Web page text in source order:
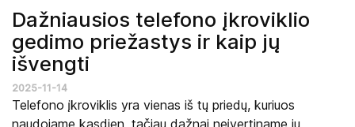
Dažniausios telefono įkroviklio
gedimo priežastys ir kaip jų
išvengti
2025-11-14
Telefono įkroviklis yra vienas iš tų priedų, kuriuos
naudojame kasdien, tačiau dažnai neįvertiname jų